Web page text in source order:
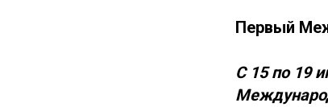
Первый
С 15 по 19